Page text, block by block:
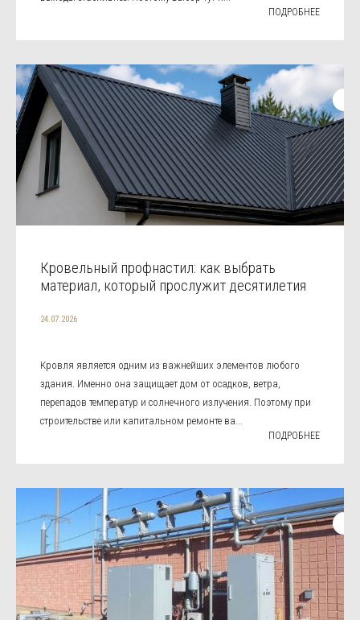
ПОДРОБНЕЕ
Кровельный профнастил: как выбрать
материал, который прослужит десятилетия
24.07.2026
Кровля является одним из важнейших элементов любого
здания. Именно она защищает дом от осадков, ветра,
перепадов температур и солнечного излучения. Поэтому при
строительстве или капитальном ремонте ва...
ПОДРОБНЕЕ